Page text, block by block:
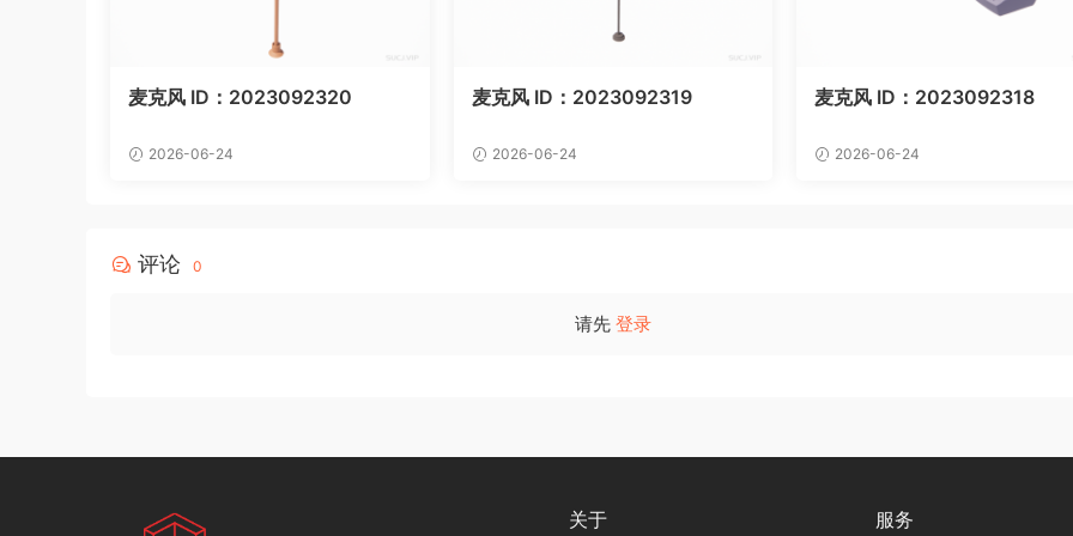
麦克风 ID：2023092320
2026-06-24
麦克风 ID：2023092319
2026-06-24
麦克风 ID：2023092318
2026-06-24
评论 0
请先 登录
关于 服务